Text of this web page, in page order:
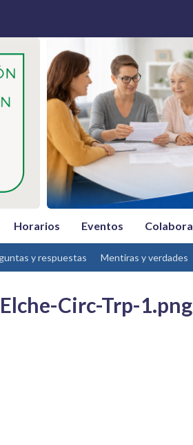
Horarios Eventos Colabora
y respuestas Mentiras y verdades
Circ-Trp-1.png